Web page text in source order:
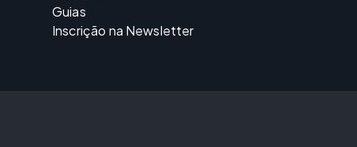
Guias
Inscrição na Newsletter